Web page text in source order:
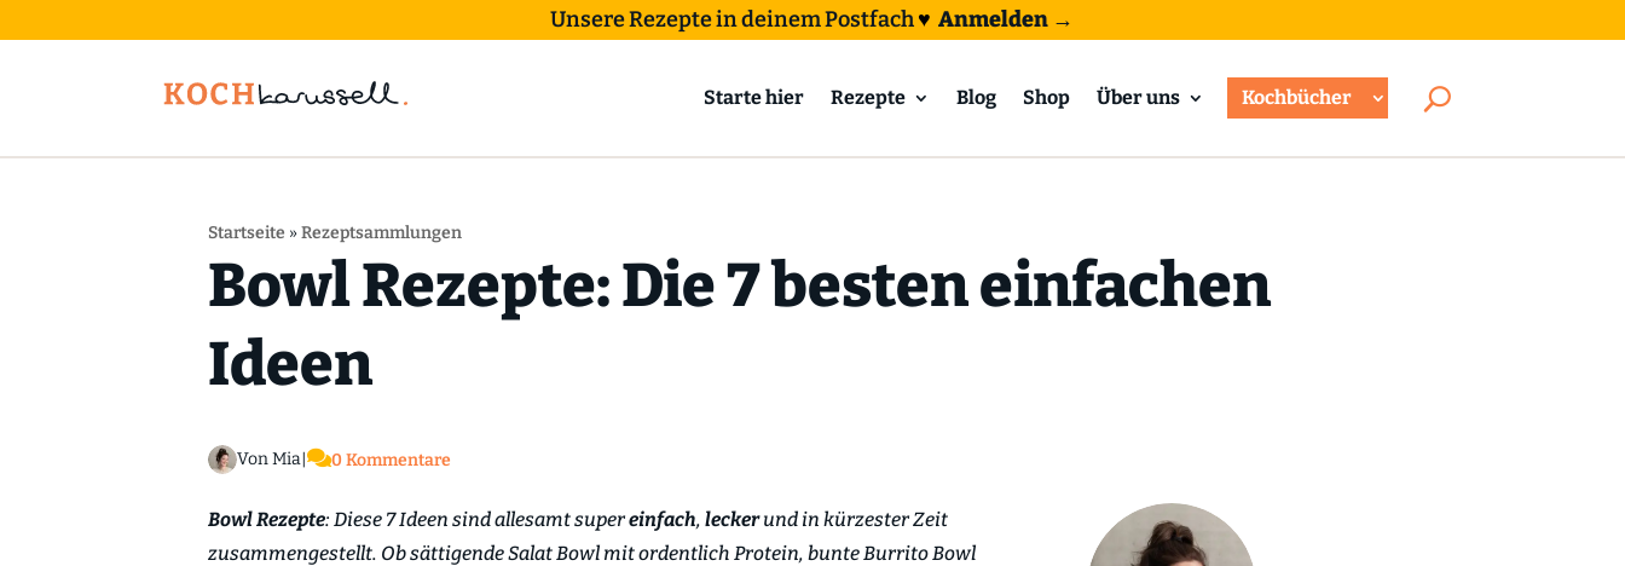
Unsere Rezepte in deinem Postfach♥ Anmelden →
Starte hier Rezepte Blog Shop Über uns Kochbücher
Startseite »Rezeptsammlungen
Bowl Rezepte: Die 7 besten einfachen
Ideen
Von Mia 0 Kommentare
Bowl Rezepte: Diese 7 Ideen sind allesamt supereinfach, leckerund in kürzester Zeit
zusammengestellt. Ob sättigende Salat Bowl mit ordentlich Protein, bunte Burrito Bowl